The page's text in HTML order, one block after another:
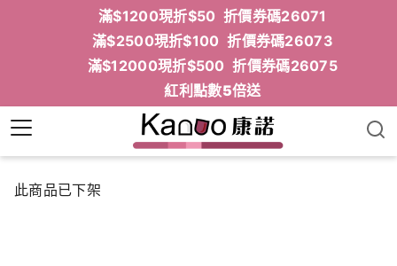
滿$1200現折$50 折價券碼26071
滿$2500現折$100 折價券碼26073
滿$12000現折$500 折價券碼26075
紅利點數5倍送
此商品已下架